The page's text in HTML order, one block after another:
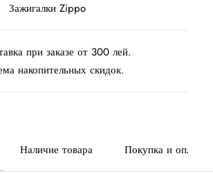
Зажигалки Zippo
при заказе от 300 лей.
накопительных скидок.
Наличие товара Покупка и оплата